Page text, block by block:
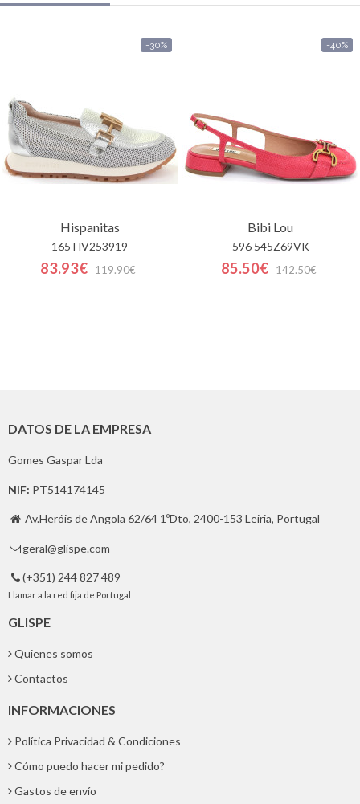
-30%
Hispanitas
165 HV253919
83.93€ 119.90€
-40%
Bibi Lou
596 545Z69VK
85.50€ 142.50€
DATOS DE LA EMPRESA
Gomes Gaspar Lda
NIF: PT514174145
 Av.Heróis de Angola 62/64 1ºDto, 2400-153 Leiria, Portugal
 geral@glispe.com
 (+351) 244 827 489
Llamar a la red fija de Portugal
GLISPE
Quienes somos
Contactos
INFORMACIONES
Política Privacidad & Condiciones
Cómo puedo hacer mi pedido?
Gastos de envío